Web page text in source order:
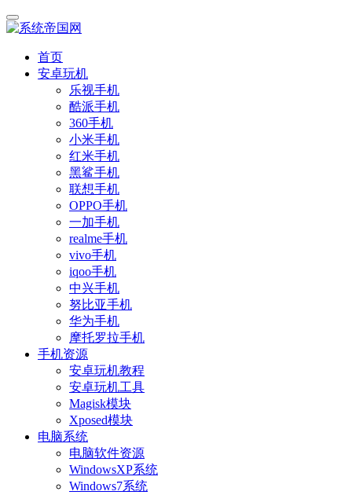
首页
安卓玩机
乐视手机
酷派手机
360手机
小米手机
红米手机
黑鲨手机
联想手机
OPPO手机
一加手机
realme手机
vivo手机
iqoo手机
中兴手机
努比亚手机
华为手机
摩托罗拉手机
手机资源
安卓玩机教程
安卓玩机工具
Magisk模块
Xposed模块
电脑系统
电脑软件资源
WindowsXP系统
Windows7系统